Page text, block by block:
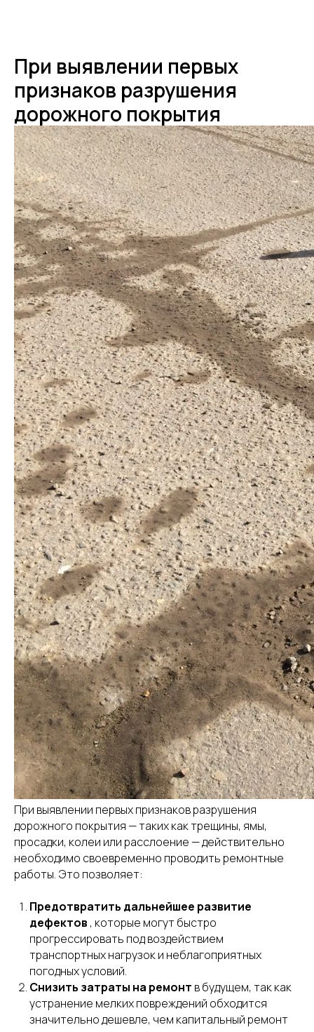
При выявлении первых
признаков разрушения
дорожного покрытия
При выявлении первых признаков разрушения
дорожного покрытия — таких как трещины, ямы,
просадки, колеи или расслоение — действительно
необходимо своевременно проводить ремонтные
работы. Это позволяет:
Предотвратить дальнейшее развитие
дефектов , которые могут быстро
прогрессировать под воздействием
транспортных нагрузок и неблагоприятных
погодных условий.
Снизить затраты на ремонт в будущем, так как
устранение мелких повреждений обходится
значительно дешевле, чем капитальный ремонт